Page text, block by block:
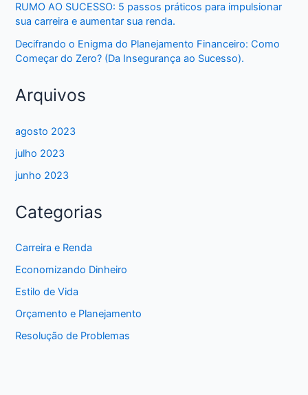
RUMO AO SUCESSO: 5 passos práticos para impulsionar
sua carreira e aumentar sua renda.
Decifrando o Enigma do Planejamento Financeiro: Como
Começar do Zero? (Da Insegurança ao Sucesso).
Arquivos
agosto 2023
julho 2023
junho 2023
Categorias
Carreira e Renda
Economizando Dinheiro
Estilo de Vida
Orçamento e Planejamento
Resolução de Problemas